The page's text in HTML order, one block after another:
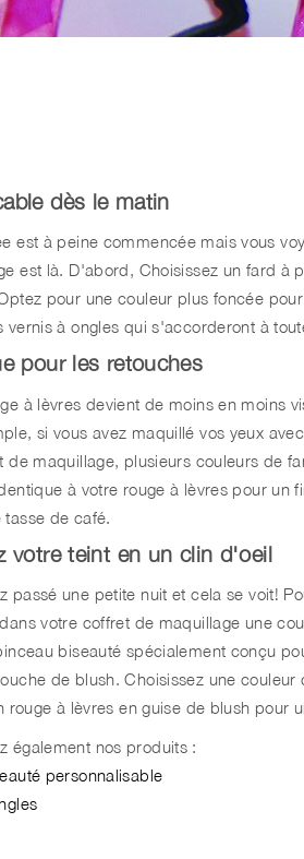
dès le matin
est à peine commencée mais vous
est là. D'abord, Choisissez un fard
pour une couleur plus foncée
vernis à ongles qui s'accorderont à
pour les retouches
à lèvres devient de moins en moins
si vous avez maquillé vos yeux
de maquillage, plusieurs couleurs de
à votre rouge à lèvres pour un
de café.
votre teint en un clin d'oeil
passé une petite nuit et cela se voit!
votre coffret de maquillage une
biseauté spécialement conçu
de blush. Choisissez une
rouge à lèvres en guise de blush pour
également nos produits :
personnalisable